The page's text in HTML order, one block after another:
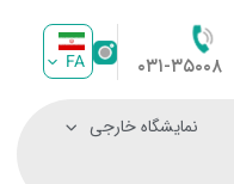
۰۳۱-۳۵۰۰۸ FA
نمایشگاه خارجی